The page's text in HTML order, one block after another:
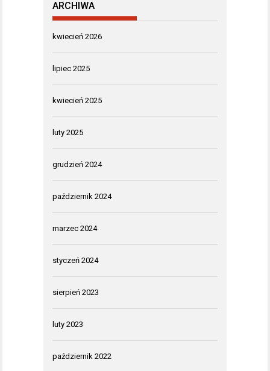
ARCHIWA
kwiecień 2026
lipiec 2025
kwiecień 2025
luty 2025
grudzień 2024
październik 2024
marzec 2024
styczeń 2024
sierpień 2023
luty 2023
październik 2022